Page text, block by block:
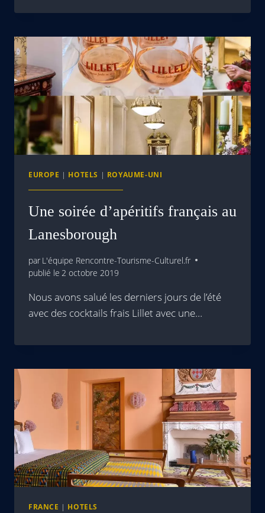
EUROPE | HOTELS | ROYAUME-UNI
Une soirée d’apéritifs français au
Lanesborough
par L'équipe Rencontre-Tourisme-Culturel.fr
publié le 2 octobre 2019
Nous avons salué les derniers jours de l’été
avec des cocktails frais Lillet avec une…
FRANCE | HOTELS